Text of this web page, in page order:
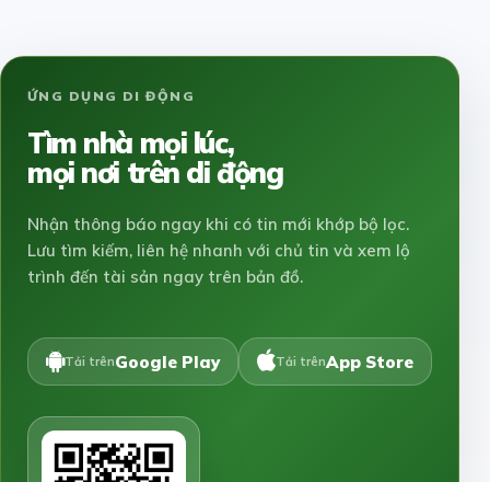
ỨNG DỤNG DI ĐỘNG
Tìm nhà mọi lúc,
mọi nơi trên di động
Nhận thông báo ngay khi có tin mới khớp bộ lọc.
Lưu tìm kiếm, liên hệ nhanh với chủ tin và xem lộ
trình đến tài sản ngay trên bản đồ.
Tải trênGoogle Play Tải trênApp Store